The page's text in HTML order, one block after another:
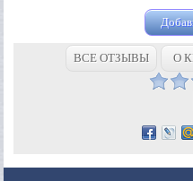
ВСЕ ОТЗЫВЫ О